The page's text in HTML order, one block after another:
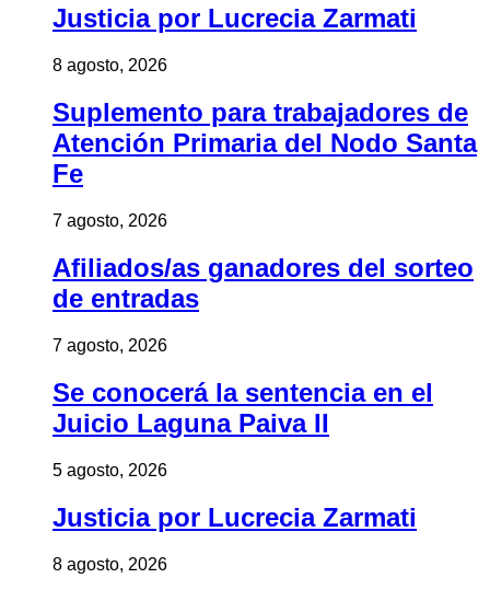
Justicia por Lucrecia Zarmati
8 agosto, 2026
Suplemento para trabajadores de
Atención Primaria del Nodo Santa
Fe
7 agosto, 2026
Afiliados/as ganadores del sorteo
de entradas
7 agosto, 2026
Se conocerá la sentencia en el
Juicio Laguna Paiva II
5 agosto, 2026
Justicia por Lucrecia Zarmati
8 agosto, 2026